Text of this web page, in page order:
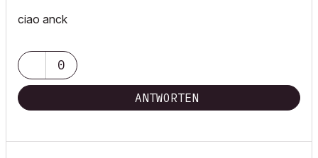
ciao anck
0
ANTWORTEN